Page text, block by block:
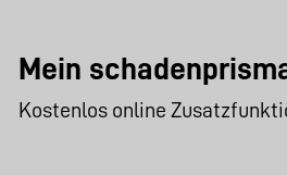
Mein
Kostenlos online